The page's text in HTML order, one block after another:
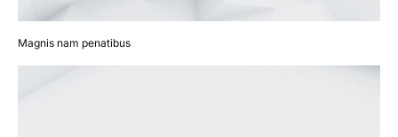
Magnis nam penatibus